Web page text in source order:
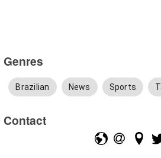
Genres
Brazilian News Sports
Contact